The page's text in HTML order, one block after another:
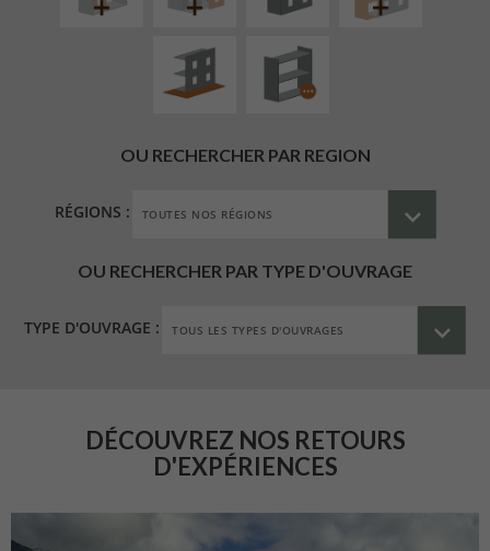
OU RECHERCHER PAR REGION
RÉGIONS :
OU RECHERCHER PAR TYPE D'OUVRAGE
TYPE D'OUVRAGE :
DÉCOUVREZ NOS RETOURS
D'EXPÉRIENCES